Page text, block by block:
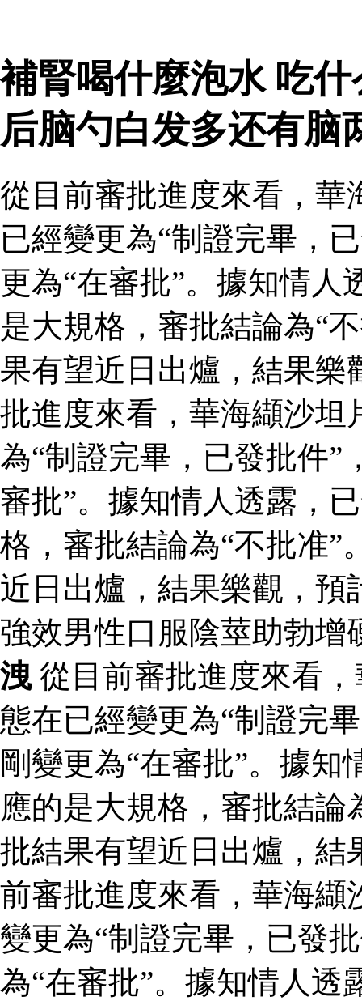
補腎喝什麼泡水 吃
后脑勺白发多还有脑
從目前審批進度來看，華
已經變更為“制證完畢，
更為“在審批”。據知情
是大規格，審批結論為“
果有望近日出爐，結果樂
批進度來看，華海纈沙坦
為“制證完畢，已發批件”
審批”。據知情人透露，
格，審批結論為“不批准”
近日出爐，結果樂觀，預
強效男性口服陰莖助勃
洩 從目前審批進度來看
態在已經變更為“制證完
剛變更為“在審批”。據
應的是大規格，審批結論
批結果有望近日出爐，結
前審批進度來看，華海纈
變更為“制證完畢，已發
為“在審批”。據知情人透